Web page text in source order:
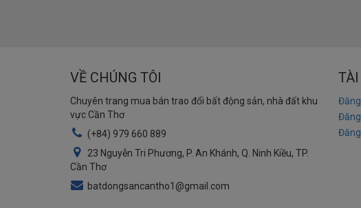
VỀ CHÚNG TÔI
Chuyên trang mua bán trao đổi bất động sản, nhà đất khu
vực Cần Thơ
(+84) 979 660 889
23 Nguyễn Tri Phương, P. An Khánh, Q. Ninh Kiều, TP.
Cần Thơ
batdongsancantho1@gmail.com